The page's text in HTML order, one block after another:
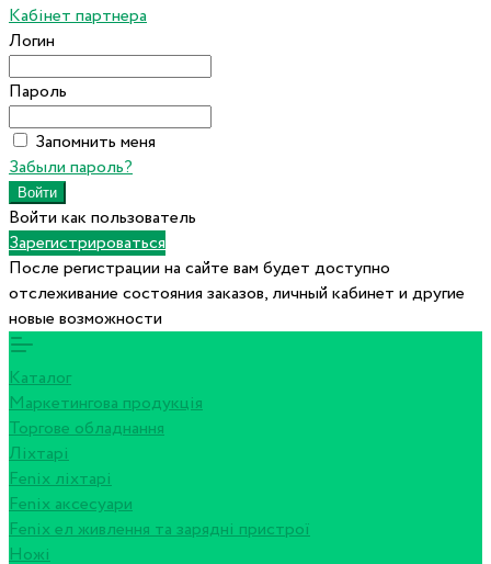
Кабінет партнера
Логин
Пароль
Запомнить меня
Забыли пароль?
Войти как пользователь
Зарегистрироваться
После регистрации на сайте вам будет доступно
отслеживание состояния заказов, личный кабинет и другие
новые возможности
Каталог
Маркетингова продукція
Торгове обладнання
Ліхтарі
Fenix ліхтарі
Fenix аксесуари
Fenix ел живлення та зарядні пристрої
Ножі